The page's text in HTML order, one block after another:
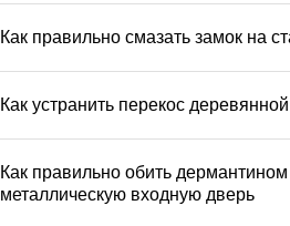
Как правильно смазать замок на
Как устранить перекос
Как правильно обить
металлическую входную дверь